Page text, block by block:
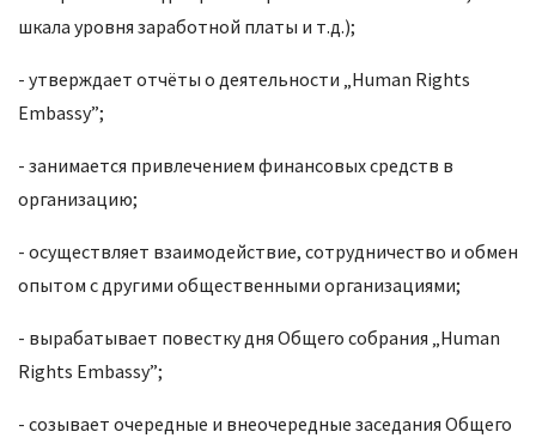
шкала уровня заработной платы и т.д.);
- утверждает отчёты о деятельности „Human Rights
Embassy”;
- занимается привлечением финансовых средств в
организацию;
- осуществляет взаимодействие, сотрудничество и обмен
опытом с другими общественными организациями;
- вырабатывает повестку дня Общего собрания „Human
Rights Embassy”;
- созывает очередные и внеочередные заседания Общего